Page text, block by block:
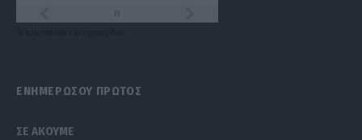
ΕΝΗΜΕΡΩΣΟΥ ΠΡΩΤΟΣ
ΣΕ ΑΚΟΥΜΕ